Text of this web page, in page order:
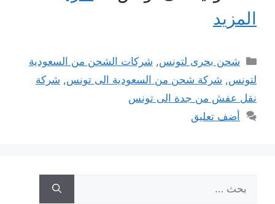
المزيد
التصنيفات
شحن بحرى لتونس, شركات الشحن من السعودية
لتونس, شركة شحن من السعودية الى تونس, شركة
نقل عفش من جدة الى تونس
أضف تعليق
عن: